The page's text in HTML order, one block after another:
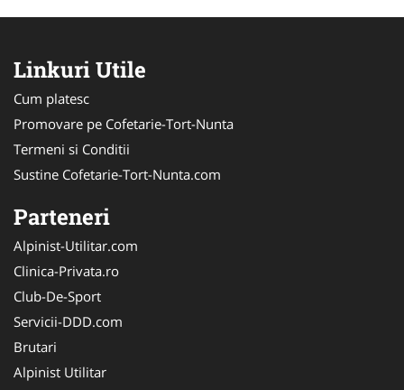
Linkuri Utile
Cum platesc
Promovare pe Cofetarie-Tort-Nunta
Termeni si Conditii
Sustine Cofetarie-Tort-Nunta.com
Parteneri
Alpinist-Utilitar.com
Clinica-Privata.ro
Club-De-Sport
Servicii-DDD.com
Brutari
Alpinist Utilitar